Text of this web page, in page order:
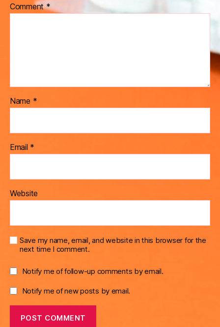
Comment*
Name *
Email *
Website
Save my name, email, and website in this browser for the
next time I comment.
Notify me of follow-up comments by email.
Notify me of new posts by email.